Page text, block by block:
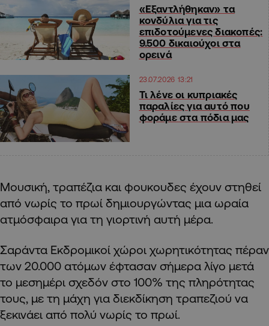
«Εξαντλήθηκαν» τα
κονδύλια για τις
επιδοτούμενες διακοπές:
9.500 δικαιούχοι στα
ορεινά
23.07.2026 13:21
Τι λένε οι κυπριακές
παραλίες για αυτό που
φοράμε στα πόδια μας
Μουσική, τραπέζια και φουκουδες έχουν στηθεί
από νωρίς το πρωί δημιουργώντας μια ωραία
ατμόσφαιρα για τη γιορτινή αυτή μέρα.
Σαράντα Εκδρομικοί χώροι χωρητικότητας πέραν
των 20.000 ατόμων έφτασαν σήμερα λίγο μετά
το μεσημέρι σχεδόν στο 100% της πληρότητας
τους, με τη μάχη για διεκδίκηση τραπεζιού να
ξεκινάει από πολύ νωρίς το πρωί.